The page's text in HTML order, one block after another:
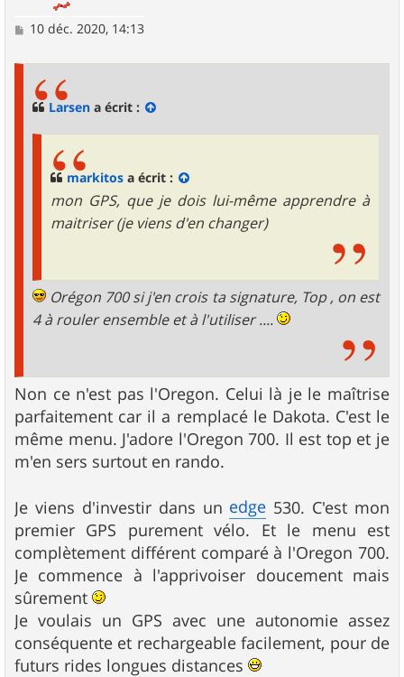
M10 déc. 2020, 14:13
Larsen a écrit :
markitos a écrit :
mon GPS, que je dois lui-même apprendre à
maitriser (je viens d'en changer)
Orégon 700 si j'en crois ta signature, Top , on est
4 à rouler ensemble et à l'utiliser ....
Non ce n'est pas l'Oregon. Celui là je le maîtrise
parfaitement car il a remplacé le Dakota. C'est le
même menu. J'adore l'Oregon 700. Il est top et je
m'en sers surtout en rando.
Je viens d'investir dans un edge 530. C'est mon
premier GPS purement vélo. Et le menu est
complètement différent comparé à l'Oregon 700.
Je commence à l'apprivoiser doucement mais
sûrement
Je voulais un GPS avec une autonomie assez
conséquente et rechargeable facilement, pour de
futurs rides longues distances